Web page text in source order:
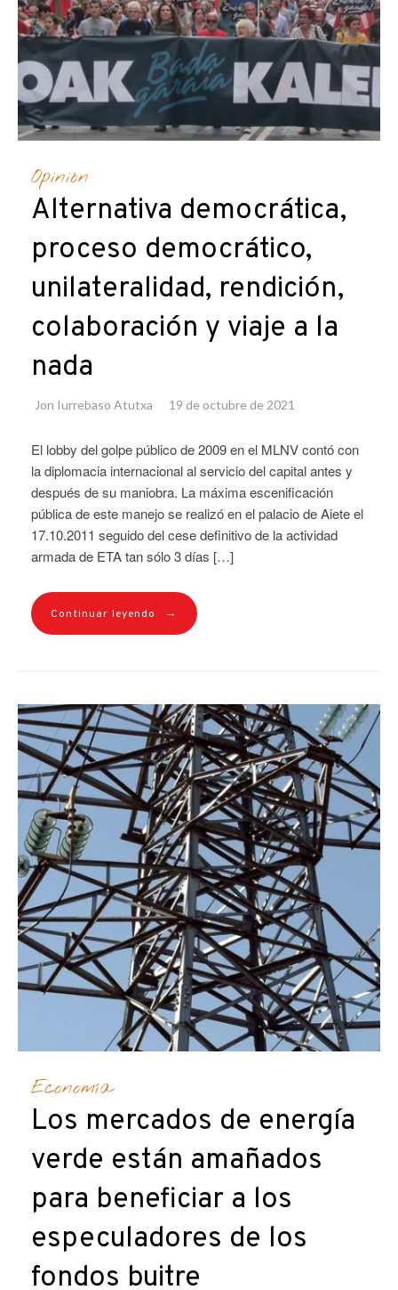
Opinión
Alternativa democrática,
proceso democrático,
unilateralidad, rendición,
colaboración y viaje a la
nada
Jon Iurrebaso Atutxa 19 de octubre de 2021
El lobby del golpe público de 2009 en el MLNV contó con
la diplomacia internacional al servicio del capital antes y
después de su maniobra. La máxima escenificación
pública de este manejo se realizó en el palacio de Aiete el
17.10.2011 seguido del cese definitivo de la actividad
armada de ETA tan sólo 3 días […]
Continuar leyendo →
Economía
Los mercados de energía
verde están amañados
para beneficiar a los
especuladores de los
fondos buitre